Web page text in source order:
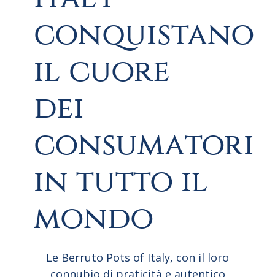
conquistano
il cuore
dei
consumatori
in tutto il
mondo
Le Berruto Pots of Italy, con il loro